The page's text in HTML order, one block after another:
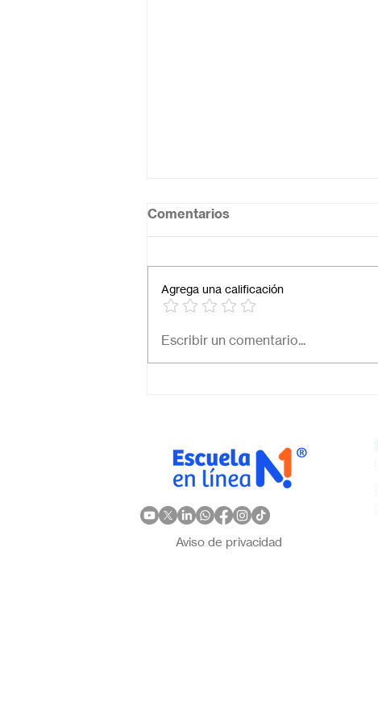
Necesito una secundaria
Comentarios
Agrega una calificación
Escribir un comentario...
Aviso de privacidad